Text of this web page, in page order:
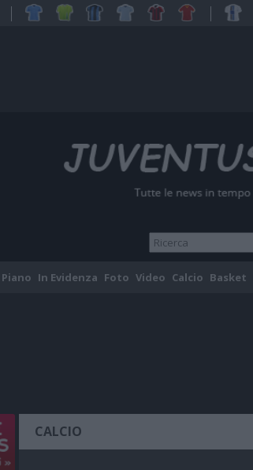
In Evidenza Foto Video Calcio Basket
CALCIO